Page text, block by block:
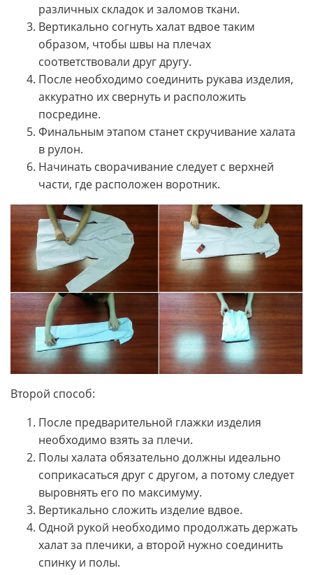
различных складок и заломов ткани.
Вертикально согнуть халат вдвое таким
образом, чтобы швы на плечах
соответствовали друг другу.
После необходимо соединить рукава изделия,
аккуратно их свернуть и расположить
посредине.
Финальным этапом станет скручивание халата
в рулон.
Начинать сворачивание следует с верхней
части, где расположен воротник.
Второй способ:
После предварительной глажки изделия
необходимо взять за плечи.
Полы халата обязательно должны идеально
соприкасаться друг с другом, а потому следует
выровнять его по максимуму.
Вертикально сложить изделие вдвое.
Одной рукой необходимо продолжать держать
халат за плечики, а второй нужно соединить
спинку и полы.